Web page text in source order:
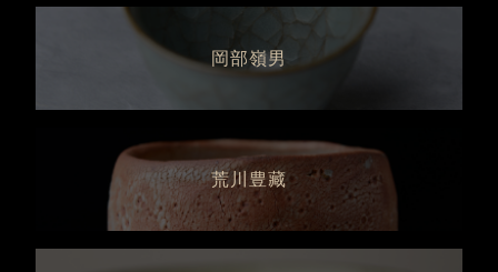
岡部嶺男
荒川豊藏